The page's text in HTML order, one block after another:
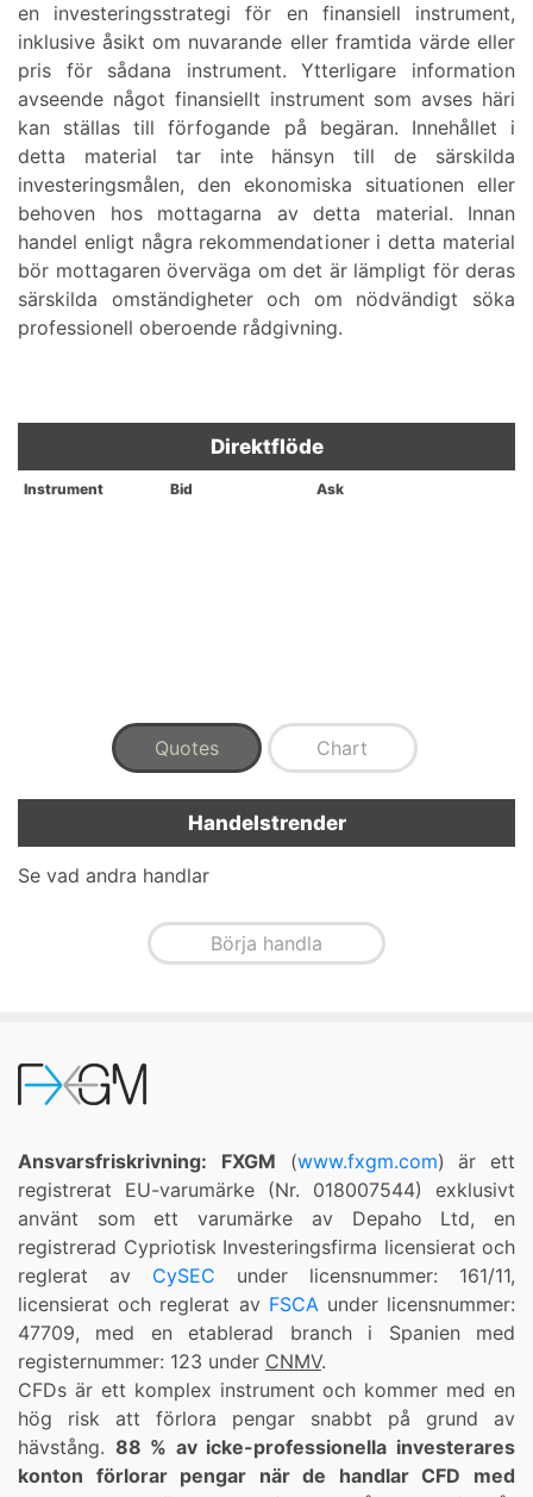
en investeringsstrategi för en finansiell instrument,
inklusive åsikt om nuvarande eller framtida värde eller
pris för sådana instrument. Ytterligare information
avseende något finansiellt instrument som avses häri
kan ställas till förfogande på begäran. Innehållet i
detta material tar inte hänsyn till de särskilda
investeringsmålen, den ekonomiska situationen eller
behoven hos mottagarna av detta material. Innan
handel enligt några rekommendationer i detta material
bör mottagaren överväga om det är lämpligt för deras
särskilda omständigheter och om nödvändigt söka
professionell oberoende rådgivning.
Direktflöde
Instrument Bid Ask
Quotes Chart
Handelstrender
Se vad andra handlar
Börja handla
Ansvarsfriskrivning: FXGM (www.fxgm.com) är ett
registrerat EU-varumärke (Nr. 018007544) exklusivt
använt som ett varumärke av Depaho Ltd, en
registrerad Cypriotisk Investeringsfirma licensierat och
reglerat av CySEC under licensnummer: 161/11,
licensierat och reglerat av FSCAunder licensnummer:
47709, med en etablerad branch i Spanien med
registernummer: 123 under CNMV.
CFDs är ett komplex instrument och kommer med en
hög risk att förlora pengar snabbt på grund av
hävstång. 88 % av icke-professionella investerares
konton förlorar pengar när de handlar CFD med